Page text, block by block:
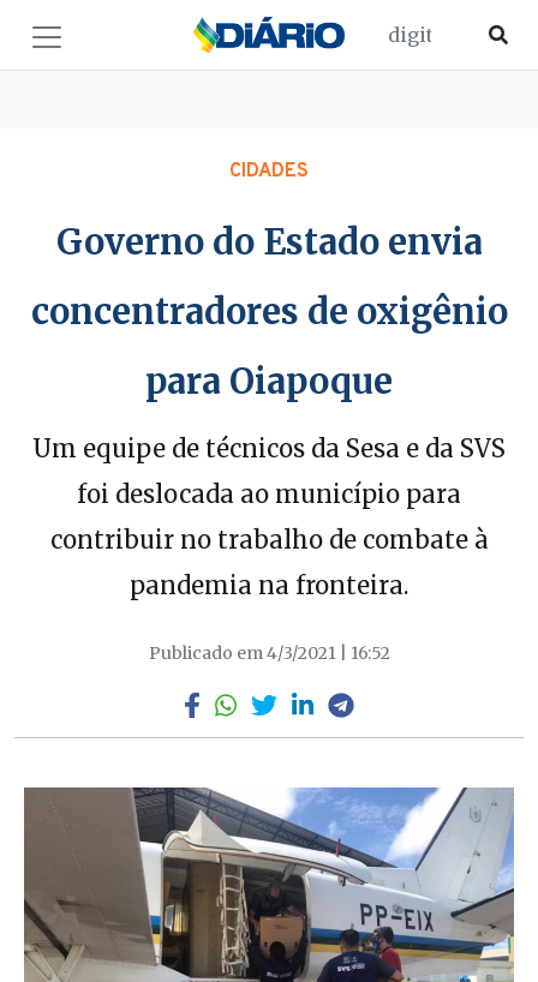
CIDADES
Governo do Estado envia
concentradores de oxigênio
para Oiapoque
Um equipe de técnicos da Sesa e da SVS
foi deslocada ao município para
contribuir no trabalho de combate à
pandemia na fronteira.
Publicado em 4/3/2021 | 16:52